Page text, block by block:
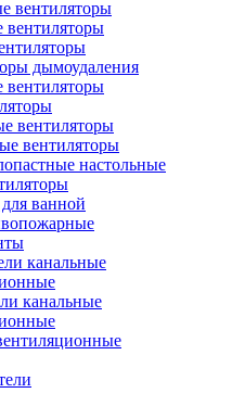
вентиляторы
дымоудаления
вентиляторы
вентиляторы
вентиляторы
настольные
ванной
канальные
канальные